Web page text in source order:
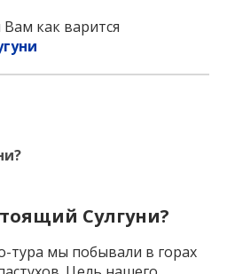
как варится
Сулгуни?
тура мы побывали в горах